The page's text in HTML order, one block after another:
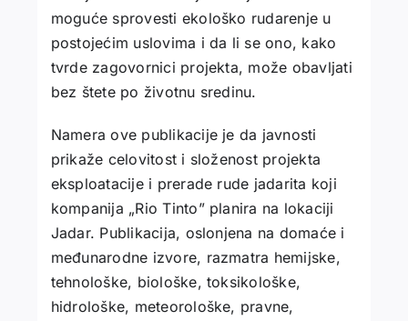
moguće sprovesti ekološko rudarenje u
postojećim uslovima i da li se ono, kako
tvrde zagovornici projekta, može obavljati
bez štete po životnu sredinu.
Namera ove publikacije je da javnosti
prikaže celovitost i složenost projekta
eksploatacije i prerade rude jadarita koji
kompanija „Rio Tinto” planira na lokaciji
Jadar. Publikacija, oslonjena na domaće i
međunarodne izvore, razmatra hemijske,
tehnološke, biološke, toksikološke,
hidrološke, meteorološke, pravne,